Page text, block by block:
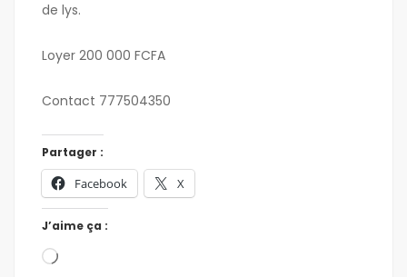
de lys.
Loyer 200 000 FCFA
Contact 777504350
Partager :
Facebook X
J’aime ça :